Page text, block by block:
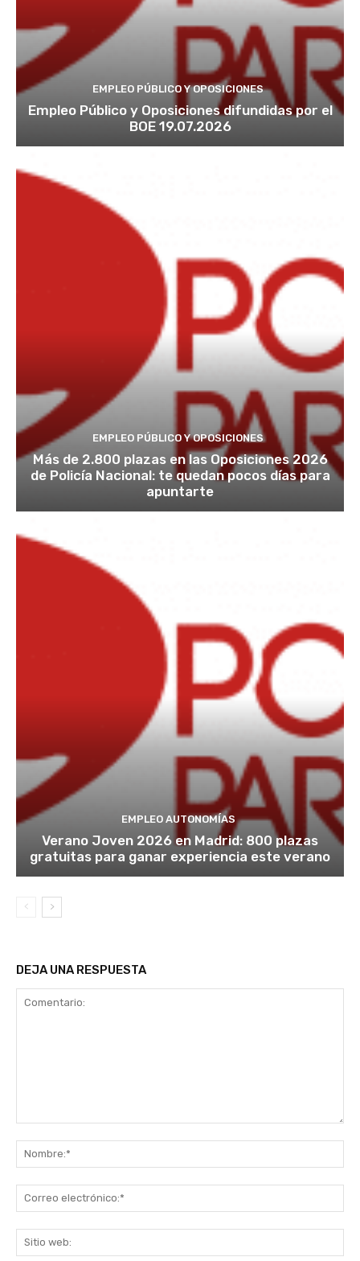
EMPLEO PÚBLICO Y OPOSICIONES
Empleo Público y Oposiciones difundidas por el
BOE 19.07.2026
EMPLEO PÚBLICO Y OPOSICIONES
Más de 2.800 plazas en las Oposiciones 2026
de Policía Nacional: te quedan pocos días para
apuntarte
EMPLEO AUTONOMÍAS
Verano Joven 2026 en Madrid: 800 plazas
gratuitas para ganar experiencia este verano
DEJA UNA RESPUESTA